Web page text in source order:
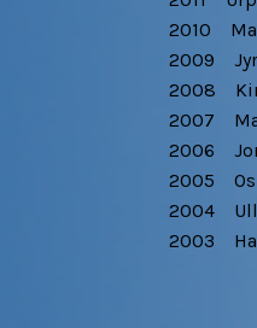
2010
2009
2008
2007
2006
2005
2004
2003